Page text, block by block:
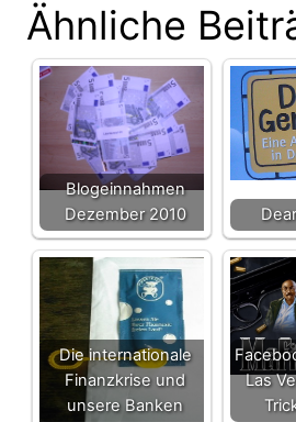
Ähnliche
Blogeinnahmen
Dezember 2010
Die internationale
Finanzkrise und
unsere Banken
Las